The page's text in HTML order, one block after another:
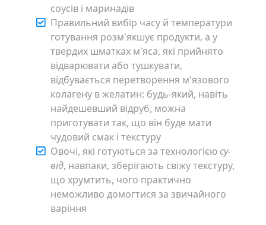
соусів і маринадів
Правильний вибір часу й температури
готування розм'якшує продукти, а у
твердих шматках м'яса, які прийнято
відварювати або тушкувати,
відбувається перетворення м'язового
колагену в желатин: будь-який, навіть
найдешевший відруб, можна
приготувати так, що він буде мати
чудовий смак і текстуру
Овочі, які готуються за технологією су-
від, навпаки, зберігають свіжу текстуру,
що хрумтить, чого практично
неможливо домогтися за звичайного
варіння